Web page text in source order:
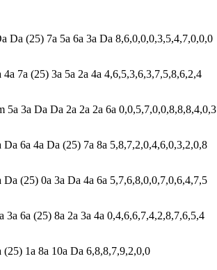
a Da (25) 7a 5a 6a 3a Da 8,6,0,0,0,3,5,4,7,0,0,0
4a 7a (25) 3a 5a 2a 4a 4,6,5,3,6,3,7,5,8,6,2,4
5a 3a Da Da 2a 2a 2a 6a 0,0,5,7,0,0,8,8,8,4,0,3
Da 6a 4a Da (25) 7a 8a 5,8,7,2,0,4,6,0,3,2,0,8
Da (25) 0a 3a Da 4a 6a 5,7,6,8,0,0,7,0,6,4,7,5
a 3a 6a (25) 8a 2a 3a 4a 0,4,6,6,7,4,2,8,7,6,5,4
(25) 1a 8a 10a Da 6,8,8,7,9,2,0,0